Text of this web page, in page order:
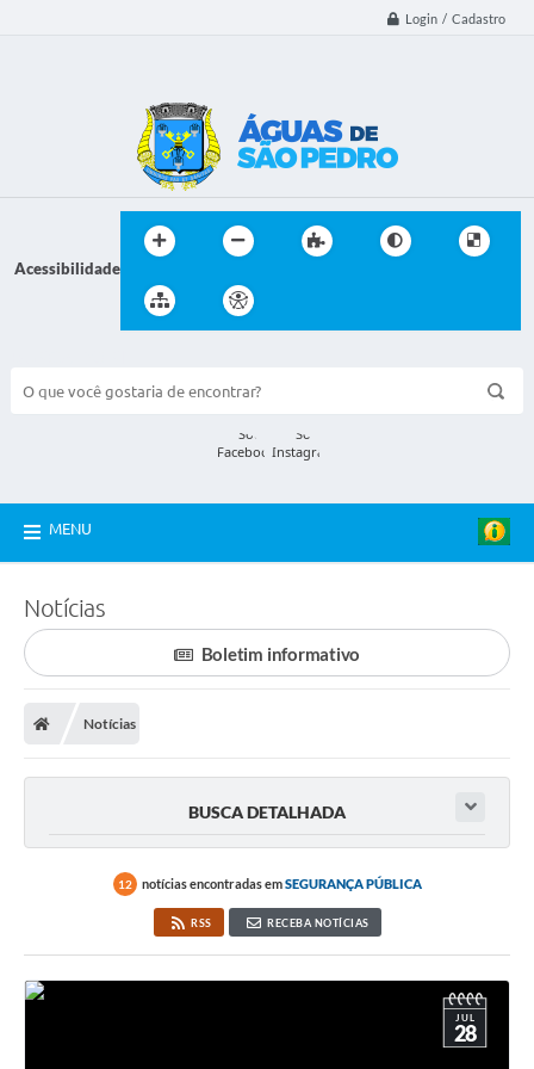
Login / Cadastro
Acessibilidade
MENU
Notícias
Boletim informativo
Notícias
BUSCA DETALHADA
12 notícias encontradas emSEGURANÇA PÚBLICA
RSS RECEBA NOTÍCIAS
JUL
28